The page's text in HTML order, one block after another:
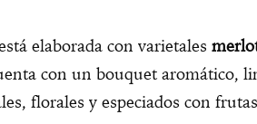
elaborada con varietales
con un bouquet aromático,
florales y especiados con